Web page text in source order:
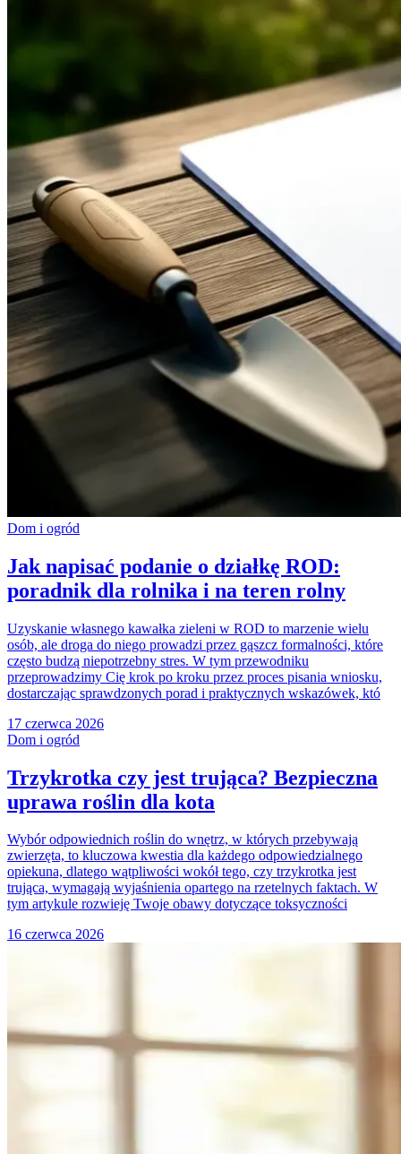
Dom i ogród
Jak napisać podanie o działkę ROD:
poradnik dla rolnika i na teren rolny
Uzyskanie własnego kawałka zieleni w ROD to marzenie wielu
osób, ale droga do niego prowadzi przez gąszcz formalności, które
często budzą niepotrzebny stres. W tym przewodniku
przeprowadzimy Cię krok po kroku przez proces pisania wniosku,
dostarczając sprawdzonych porad i praktycznych wskazówek, któ
17 czerwca 2026
Dom i ogród
Trzykrotka czy jest trująca? Bezpieczna
uprawa roślin dla kota
Wybór odpowiednich roślin do wnętrz, w których przebywają
zwierzęta, to kluczowa kwestia dla każdego odpowiedzialnego
opiekuna, dlatego wątpliwości wokół tego, czy trzykrotka jest
trująca, wymagają wyjaśnienia opartego na rzetelnych faktach. W
tym artykule rozwieję Twoje obawy dotyczące toksyczności
16 czerwca 2026